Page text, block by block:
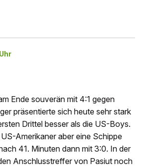
Ende souverän mit 4:1 gegen
präsentierte sich heute sehr stark
Drittel besser als die US-Boys.
Amerikaner aber eine Schippe
41. Minuten dann mit 3:0. In der
Anschlusstreffer von Pasiut noch